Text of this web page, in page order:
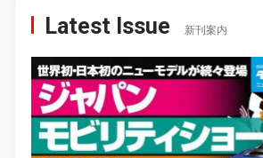
Latest Issue 新刊案内